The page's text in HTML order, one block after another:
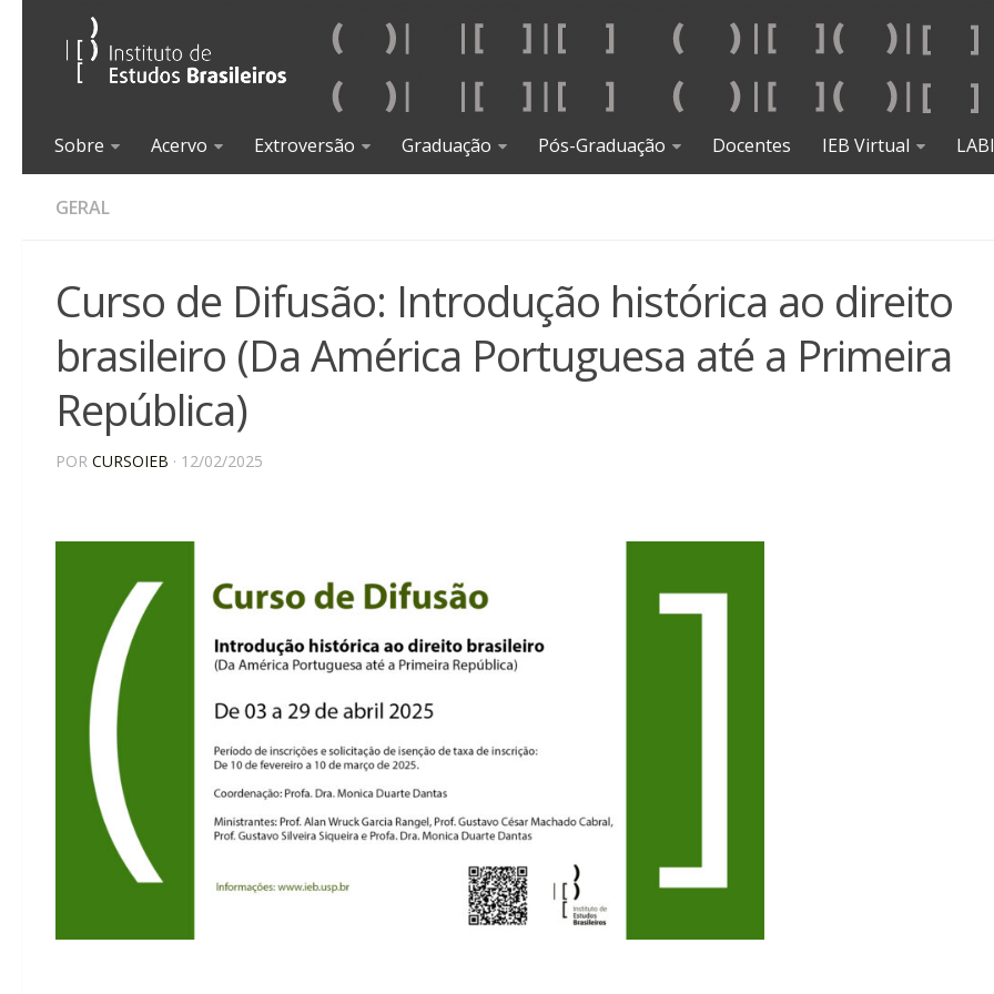
Sobre Acervo Extroversão Graduação Pós-Graduação Docentes IEB Virtual
GERAL
Curso de Difusão: Introdução histórica ao direito
brasileiro (Da América Portuguesa até a Primeira
República)
POR CURSOIEB · 12/02/2025